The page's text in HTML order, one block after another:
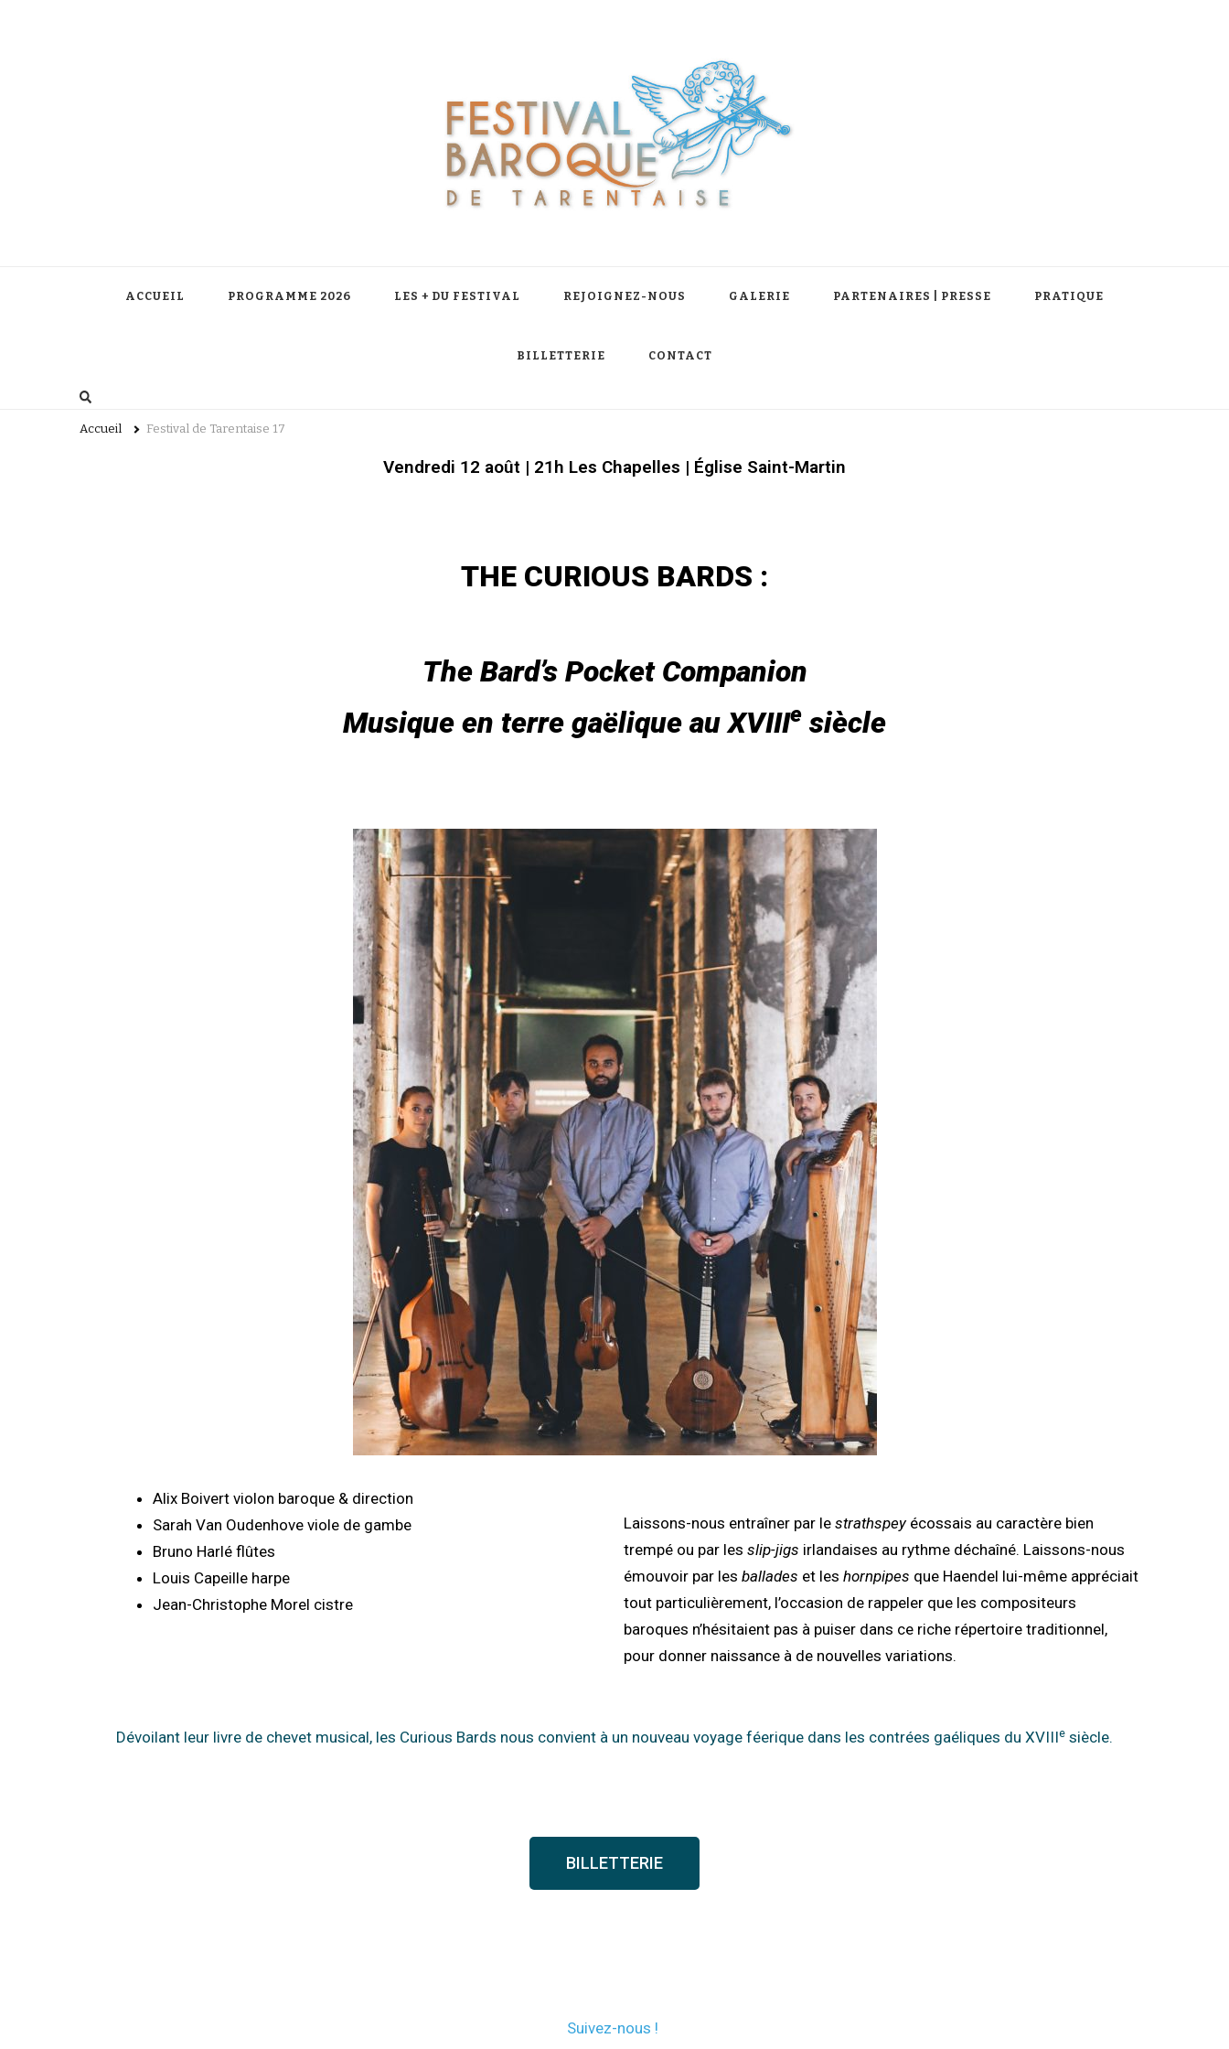
ACCUEIL PROGRAMME 2026 LES + DU FESTIVAL REJOIGNEZ-NOUS GALERIE PARTENAIRES | PRESSE PRATIQUE
BILLETTERIE CONTACT
Accueil Festival de Tarentaise 17
Vendredi 12 août | 21h Les Chapelles | Église Saint-Martin
THE CURIOUS BARDS :
The Bard’s Pocket Companion
Musique en terre gaëlique au XVIIIe siècle
Alix Boivert violon baroque & direction
Sarah Van Oudenhove viole de gambe
Bruno Harlé flûtes
Louis Capeille harpe
Jean-Christophe Morel cistre
Laissons-nous entraîner par le strathspeyécossais au caractère bien
trempé ou par les slip-jigs irlandaises au rythme déchaîné. Laissons-nous
émouvoir par les ballades et les hornpipes que Haendel lui-même appréciait
tout particulièrement, l’occasion de rappeler que les compositeurs
baroques n’hésitaient pas à puiser dans ce riche répertoire traditionnel,
pour donner naissance à de nouvelles variations.
Dévoilant leur livre de chevet musical, les Curious Bards nous convient à un nouveau voyage féerique dans les contrées gaéliques du XVIIIe siècle.
BILLETTERIE
Suivez-nous !